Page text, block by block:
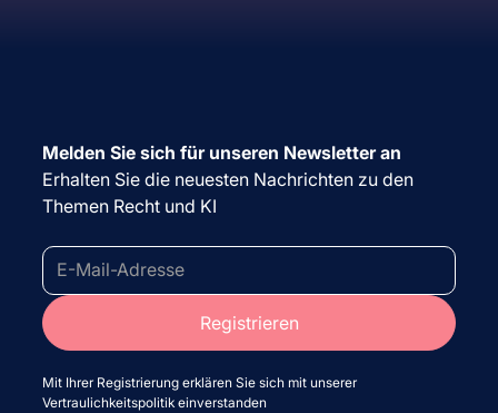
Melden Sie sich für unseren Newsletter an
Erhalten Sie die neuesten Nachrichten zu den
Themen Recht und KI
Mit Ihrer Registrierung erklären Sie sich mit unserer
Vertraulichkeitspolitik einverstanden